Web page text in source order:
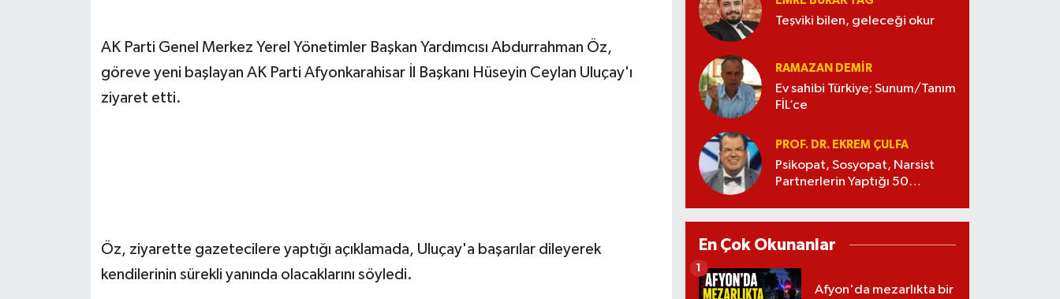
AK Parti Genel Merkez Yerel Yönetimler Başkan Yardımcısı Abdurrahman Öz,
göreve yeni başlayan AK Parti Afyonkarahisar İl Başkanı Hüseyin Ceylan Uluçay'ı
ziyaret etti.
Öz, ziyarette gazetecilere yaptığı açıklamada, Uluçay'a başarılar dileyerek
kendilerinin sürekli yanında olacaklarını söyledi.
Teşviki bilen, geleceği okur
RAMAZAN DEMİR
Ev sahibi Türkiye; Sunum/Tanım
FİL’ce
PROF. DR. EKREM ÇULFA
Psikopat, Sosyopat, Narsist
Partnerlerin Yaptığı 50
En Çok Okunanlar
Afyon'da mezarlıkta bir
1